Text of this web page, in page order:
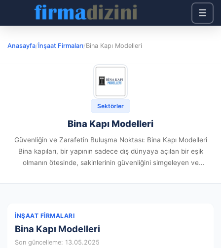
☰
Anasayfa/İnşaat Firmaları/Bina Kapı Modelleri
Sektörler
Bina Kapı Modelleri
Güvenliğin ve Zarafetin Buluşma Noktası: Bina Kapı Modelleri
Bina kapıları, bir yapının sadece dış dünyaya açılan bir eşik
olmanın ötesinde, sakinlerinin güvenliğini simgeleyen ve
İNŞAAT FIRMALARI
Bina Kapı Modelleri
Son güncelleme: 13.05.2025